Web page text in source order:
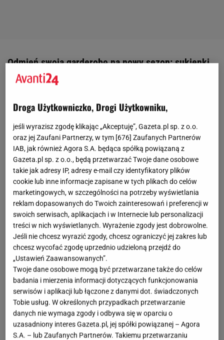
Odmień swoją garderobę na nowy sezon: sukienki
Droga Użytkowniczko, Drogi Użytkowniku,
jeśli wyrazisz zgodę klikając „Akceptuję”, Gazeta.pl sp. z o.o.
oraz jej Zaufani Partnerzy, w tym [676] Zaufanych Partnerów
IAB, jak również Agora S.A. będąca spółką powiązaną z
Gazeta.pl sp. z o.o., będą przetwarzać Twoje dane osobowe
takie jak adresy IP, adresy e-mail czy identyfikatory plików
cookie lub inne informacje zapisane w tych plikach do celów
marketingowych, w szczególności na potrzeby wyświetlania
reklam dopasowanych do Twoich zainteresowań i preferencji w
swoich serwisach, aplikacjach i w Internecie lub personalizacji
treści w nich wyświetlanych. Wyrażenie zgody jest dobrowolne.
Jeśli nie chcesz wyrazić zgody, chcesz ograniczyć jej zakres lub
chcesz wycofać zgodę uprzednio udzieloną przejdź do
„Ustawień Zaawansowanych”.
Twoje dane osobowe mogą być przetwarzane także do celów
badania i mierzenia informacji dotyczących funkcjonowania
serwisów i aplikacji lub łączone z danymi dot. świadczonych
Tobie usług. W określonych przypadkach przetwarzanie
danych nie wymaga zgody i odbywa się w oparciu o
uzasadniony interes Gazeta.pl, jej spółki powiązanej – Agora
S.A. – lub Zaufanych Partnerów. Takiemu przetwarzaniu